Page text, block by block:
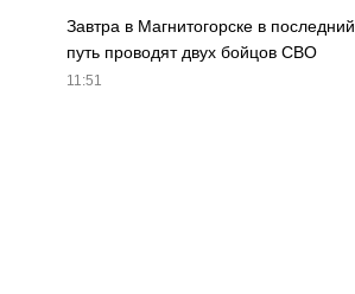
Завтра в Магнитогорске в последний
путь проводят двух бойцов СВО
11:51